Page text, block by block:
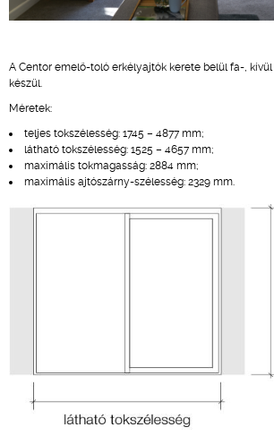
A Centor emelő-toló erkélyajtók kerete belül fa-,
készül.
Méretek:
teljes tokszélesség: 1745 – 4877 mm;
látható tokszélesség: 1525 – 4657 mm;
maximális tokmagasság: 2884 mm;
maximális ajtószárny-szélesség: 2329 mm.